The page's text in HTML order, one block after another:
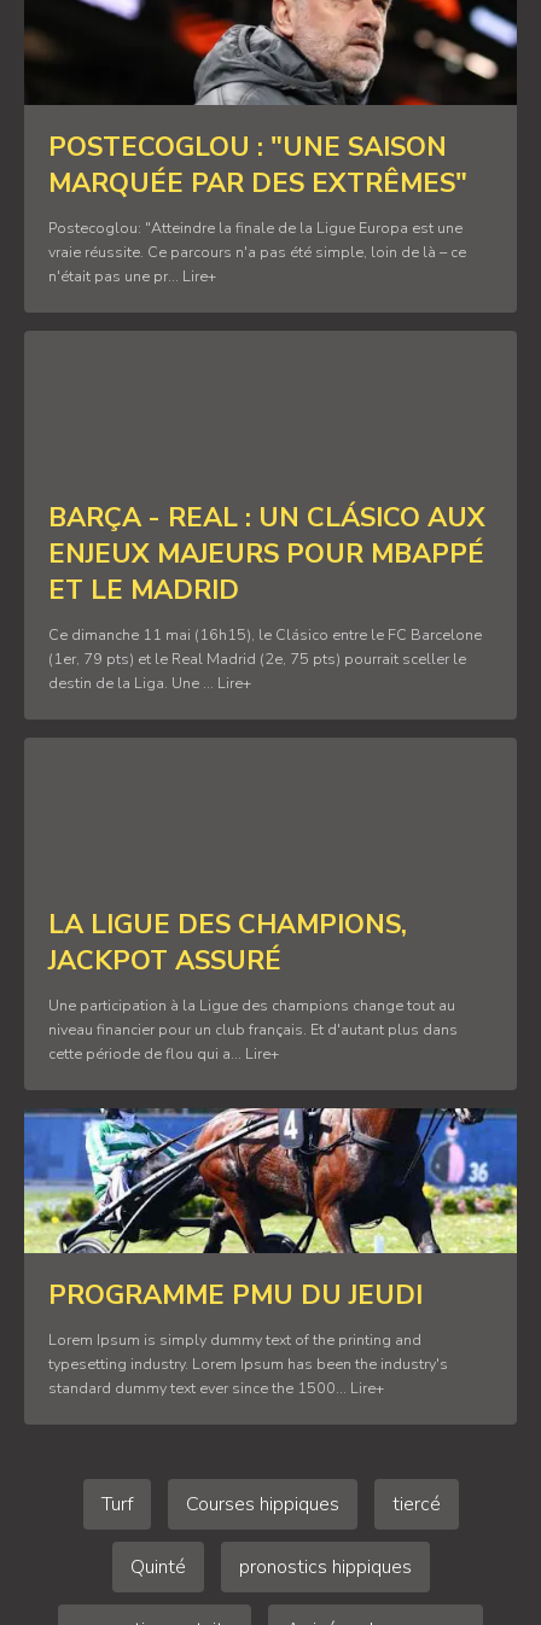
POSTECOGLOU : "UNE SAISON
MARQUÉE PAR DES EXTRÊMES"
Postecoglou: "Atteindre la finale de la Ligue Europa est une
vraie réussite. Ce parcours n'a pas été simple, loin de là – ce
n'était pas une pr... Lire+
BARÇA - REAL : UN CLÁSICO AUX
ENJEUX MAJEURS POUR MBAPPÉ
ET LE MADRID
Ce dimanche 11 mai (16h15), le Clásico entre le FC Barcelone
(1er, 79 pts) et le Real Madrid (2e, 75 pts) pourrait sceller le
destin de la Liga. Une ... Lire+
LA LIGUE DES CHAMPIONS,
JACKPOT ASSURÉ
Une participation à la Ligue des champions change tout au
niveau financier pour un club français. Et d'autant plus dans
cette période de flou qui a... Lire+
PROGRAMME PMU DU JEUDI
Lorem Ipsum is simply dummy text of the printing and
typesetting industry. Lorem Ipsum has been the industry's
standard dummy text ever since the 1500... Lire+
Turf Courses hippiques tiercé
Quinté pronostics hippiques